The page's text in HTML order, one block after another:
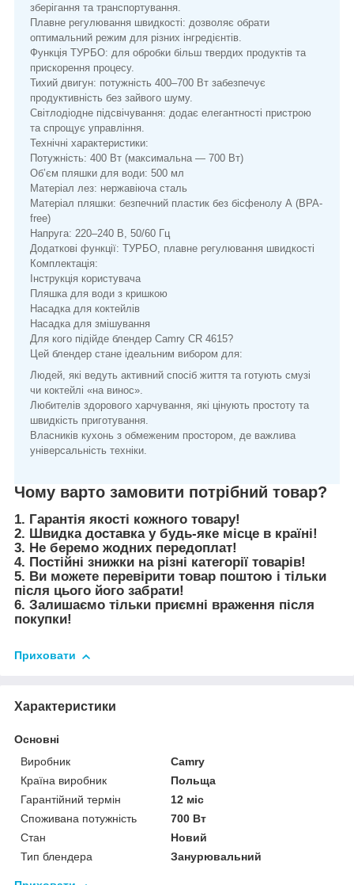
зберігання та транспортування.
Плавне регулювання швидкості: дозволяє обрати
оптимальний режим для різних інгредієнтів.
Функція ТУРБО: для обробки більш твердих продуктів та
прискорення процесу.
Тихий двигун: потужність 400–700 Вт забезпечує
продуктивність без зайвого шуму.
Світлодіодне підсвічування: додає елегантності пристрою
та спрощує управління.
Технічні характеристики:
Потужність: 400 Вт (максимальна — 700 Вт)
Об’єм пляшки для води: 500 мл
Матеріал лез: нержавіюча сталь
Матеріал пляшки: безпечний пластик без бісфенолу А (BPA-
free)
Напруга: 220–240 В, 50/60 Гц
Додаткові функції: ТУРБО, плавне регулювання швидкості
Комплектація:
Інструкція користувача
Пляшка для води з кришкою
Насадка для коктейлів
Насадка для змішування
Для кого підійде блендер Camry CR 4615?
Цей блендер стане ідеальним вибором для:
Людей, які ведуть активний спосіб життя та готують смузі
чи коктейлі «на винос».
Любителів здорового харчування, які цінують простоту та
швидкість приготування.
Власників кухонь з обмеженим простором, де важлива
універсальність техніки.
Чому варто замовити потрібний товар?
1. Гарантія якості кожного товару!
2. Швидка доставка у будь-яке місце в країні!
3. Не беремо жодних передоплат!
4. Постійні знижки на різні категорії товарів!
5. Ви можете перевірити товар поштою і тільки
після цього його забрати!
6. Залишаємо тільки приємні враження після
покупки!
Приховати
Характеристики
Основні
Виробник
Camry
Країна виробник
Польща
Гарантійний термін
12 міс
Споживана потужність
700 Вт
Стан
Новий
Тип блендера
Занурювальний